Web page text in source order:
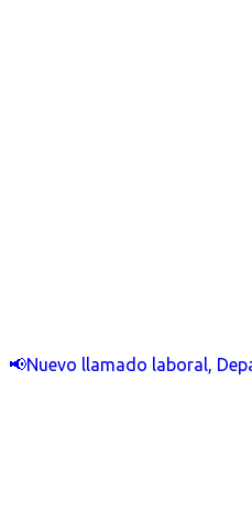
📢Nuevo llamado laboral,